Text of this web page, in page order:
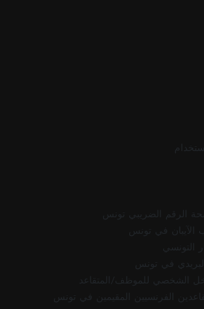
الرقم الضريبي تونس
في تونس
التونسي
في تونس
الشخصي للموظف/المتقاعد
الفرنسيين المقيمين في تونس